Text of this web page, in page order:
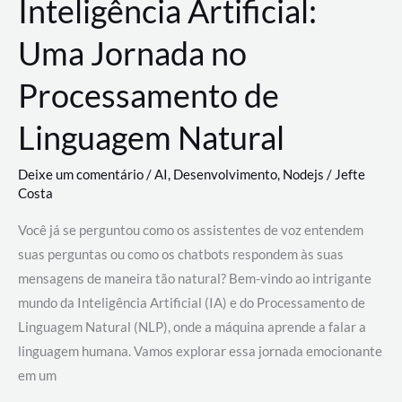
Inteligência Artificial:
Uma Jornada no
Processamento de
Linguagem Natural
Deixe um comentário/AI, Desenvolvimento, Nodejs / Jefte
Costa
Você já se perguntou como os assistentes de voz entendem
suas perguntas ou como os chatbots respondem às suas
mensagens de maneira tão natural? Bem-vindo ao intrigante
mundo da Inteligência Artificial (IA) e do Processamento de
Linguagem Natural (NLP), onde a máquina aprende a falar a
linguagem humana. Vamos explorar essa jornada emocionante
em um